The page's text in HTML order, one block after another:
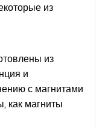
из
из
и
с магнитами
как магниты